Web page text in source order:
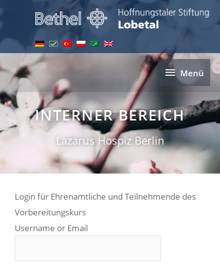
Zum
Inhalt
springen
Menü
Menü
INTERNER BEREICH
Lazarus Hospiz Berlin
Login für Ehrenamtliche und Teilnehmende des
Vorbereitungskurs
Username or Email